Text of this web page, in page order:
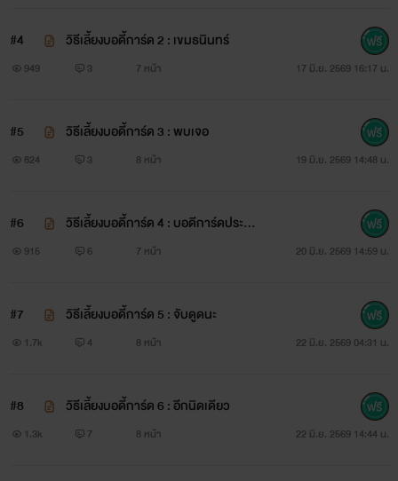
#4 วิธีเลี้ยงบอดี้การ์ด 2 : เขมธนินทร์
949 3 7 หน้า 17 มิ.ย. 2569 16:17 น.
#5 วิธีเลี้ยงบอดี้การ์ด 3 : พบเจอ
824 3 8 หน้า 19 มิ.ย. 2569 14:48 น.
#6
วิธีเลี้ยงบอดี้การ์ด 4 : บอดีการ์ดประจำ
ตัว
915 6 7 หน้า 20 มิ.ย. 2569 14:59 น.
#7 วิธีเลี้ยงบอดี้การ์ด 5 : จับดูดนะ
1.7k 4 8 หน้า 22 มิ.ย. 2569 04:31 น.
#8 วิธีเลี้ยงบอดี้การ์ด 6 : อีกนิดเดียว
1.3k 7 8 หน้า 22 มิ.ย. 2569 14:44 น.